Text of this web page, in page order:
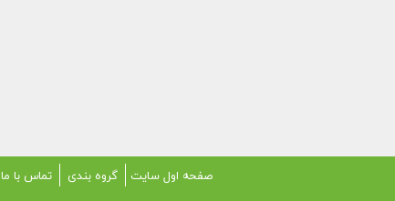
صفحه اول سایت گروه بندی تماس با ما